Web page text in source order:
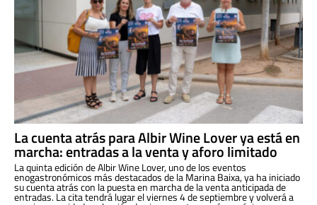
La cuenta atrás para Albir Wine Lover ya está en
marcha: entradas a la venta y aforo limitado
La quinta edición de Albir Wine Lover, uno de los eventos
enogastronómicos más destacados de la Marina Baixa, ya ha iniciado
su cuenta atrás con la puesta en marcha de la venta anticipada de
entradas. La cita tendrá lugar el viernes 4 de septiembre y volverá a